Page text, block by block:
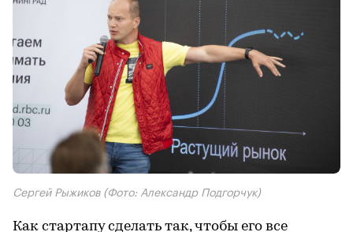
Сергей Рыжиков(Фото: Александр Подгорчук)
Как стартапу сделать так, чтобы его все